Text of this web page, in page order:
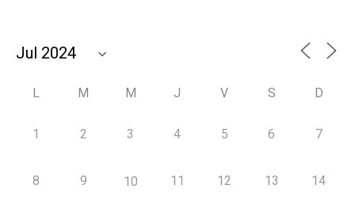
L M M J V S D
1 2 3 4 5 6 7
8 9 10 11 12 13 14